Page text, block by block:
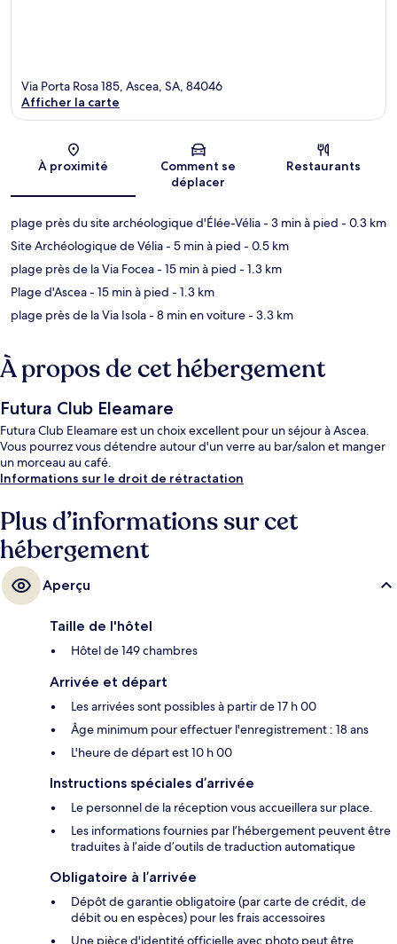
Carte
Via Porta Rosa 185, Ascea, SA, 84046
Afficher la carte
À proximité
Comment se
déplacer
Restaurants
plage près du site archéologique d'Élée-Vélia- 3 min à pied - 0.3 km
Site Archéologique de Vélia- 5 min à pied - 0.5 km
plage près de la Via Focea- 15 min à pied - 1.3 km
Plage d'Ascea- 15 min à pied - 1.3 km
plage près de la Via Isola- 8 min en voiture- 3.3 km
À propos de cet hébergement
Futura Club Eleamare
Futura Club Eleamare est un choix excellent pour un séjour à Ascea.
Vous pourrez vous détendre autour d'un verre au bar/salon et manger
un morceau au café.
Informations sur le droit de rétractation
Plus d’informations sur cet
hébergement
Aperçu
Taille de l'hôtel
Hôtel de 149 chambres
Arrivée et départ
Les arrivées sont possibles à partir de 17 h 00
Âge minimum pour effectuer l'enregistrement : 18 ans
L'heure de départ est 10 h 00
Instructions spéciales d’arrivée
Le personnel de la réception vous accueillera sur place.
Les informations fournies par l’hébergement peuvent être
traduites à l’aide d’outils de traduction automatique
Obligatoire à l’arrivée
Dépôt de garantie obligatoire (par carte de crédit, de
débit ou en espèces) pour les frais accessoires
Une pièce d'identité officielle avec photo peut être